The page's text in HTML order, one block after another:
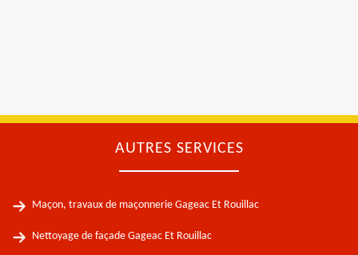
AUTRES SERVICES
Maçon, travaux de maçonnerie Gageac Et Rouillac
Nettoyage de façade Gageac Et Rouillac